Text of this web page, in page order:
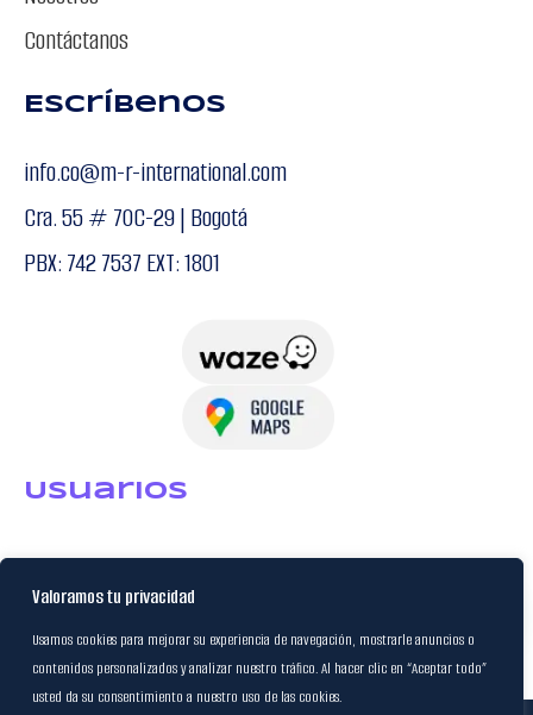
Valoramos tu privacidad
Usamos cookies para mejorar su experiencia de navegación, mostrarle anuncios o
contenidos personalizados y analizar nuestro tráfico. Al hacer clic en “Aceptar todo”
usted da su consentimiento a nuestro uso de las cookies.
Contáctanos
Escríbenos
info.co@m-r-international.com
Cra. 55 # 70C-29 | Bogotá
PBX: 742 7537 EXT: 1801
USuarios
Política de Datos
Certificación FSC